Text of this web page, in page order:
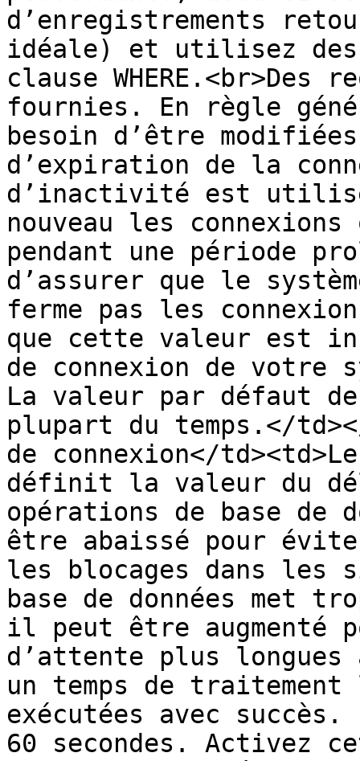
d’enregistrements
idéale) et utilisez des
clause
fournies. En règle
besoin d’être
d’expiration de la
d’inactivité est
nouveau les
pendant une période
d’assurer que le
ferme pas les
que cette valeur est
de connexion de votre
La valeur par défaut
plupart du temps.</
de connexion</
définit la valeur du
opérations de base de
être abaissé pour
les blocages dans les
base de données met
il peut être augmenté
d’attente plus
un temps de
exécutées avec
60 secondes. Activez